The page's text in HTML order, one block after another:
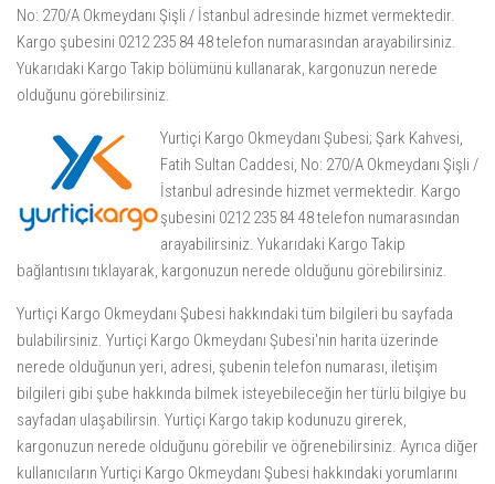
No: 270/A Okmeydanı Şişli / İstanbul adresinde hizmet vermektedir.
Kargo şubesini 0212 235 84 48 telefon numarasından arayabilirsiniz.
Yukarıdaki Kargo Takip bölümünü kullanarak, kargonuzun nerede
olduğunu görebilirsiniz.
Yurtiçi Kargo Okmeydanı Şubesi; Şark Kahvesi,
Fatih Sultan Caddesi, No: 270/A Okmeydanı Şişli /
İstanbul adresinde hizmet vermektedir. Kargo
şubesini 0212 235 84 48 telefon numarasından
arayabilirsiniz. Yukarıdaki Kargo Takip
bağlantısını tıklayarak, kargonuzun nerede olduğunu görebilirsiniz.
Yurtiçi Kargo Okmeydanı Şubesi hakkındaki tüm bilgileri bu sayfada
bulabilirsiniz. Yurtiçi Kargo Okmeydanı Şubesi'nin harita üzerinde
nerede olduğunun yeri, adresi, şubenin telefon numarası, iletişim
bilgileri gibi şube hakkında bilmek isteyebileceğin her türlü bilgiye bu
sayfadan ulaşabilirsin. Yurtiçi Kargo takip kodunuzu girerek,
kargonuzun nerede olduğunu görebilir ve öğrenebilirsiniz. Ayrıca diğer
kullanıcıların Yurtiçi Kargo Okmeydanı Şubesi hakkındaki yorumlarını